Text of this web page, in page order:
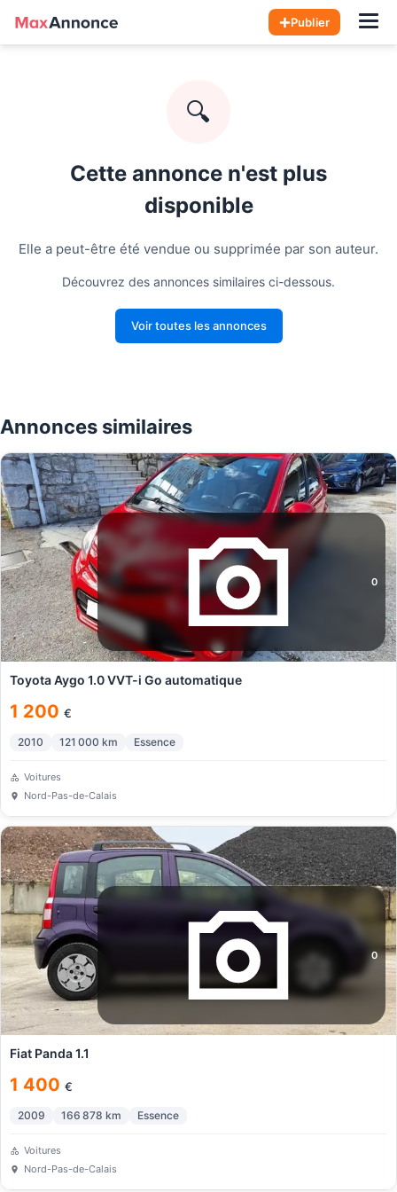
Publier
🔍
Cette annonce n'est plus
disponible
Elle a peut-être été vendue ou supprimée par son auteur.
Découvrez des annonces similaires ci-dessous.
Voir toutes les annonces
Annonces similaires
0
Toyota Aygo 1.0 VVT-i Go automatique
1 200 €
2010 121 000 km Essence
Voitures
Nord-Pas-de-Calais
0
Fiat Panda 1.1
1 400 €
2009 166 878 km Essence
Voitures
Nord-Pas-de-Calais